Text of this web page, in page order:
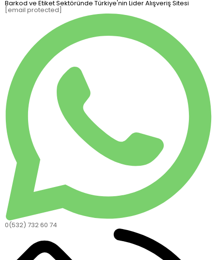
Barkod ve Etiket Sektöründe Türkiye'nin Lider Alışveriş Sitesi
[email protected]
0(532) 732 60 74